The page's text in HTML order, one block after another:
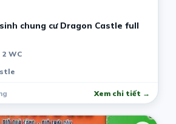
chung cư Dragon Castle full
2 WC
Xem chi tiết →